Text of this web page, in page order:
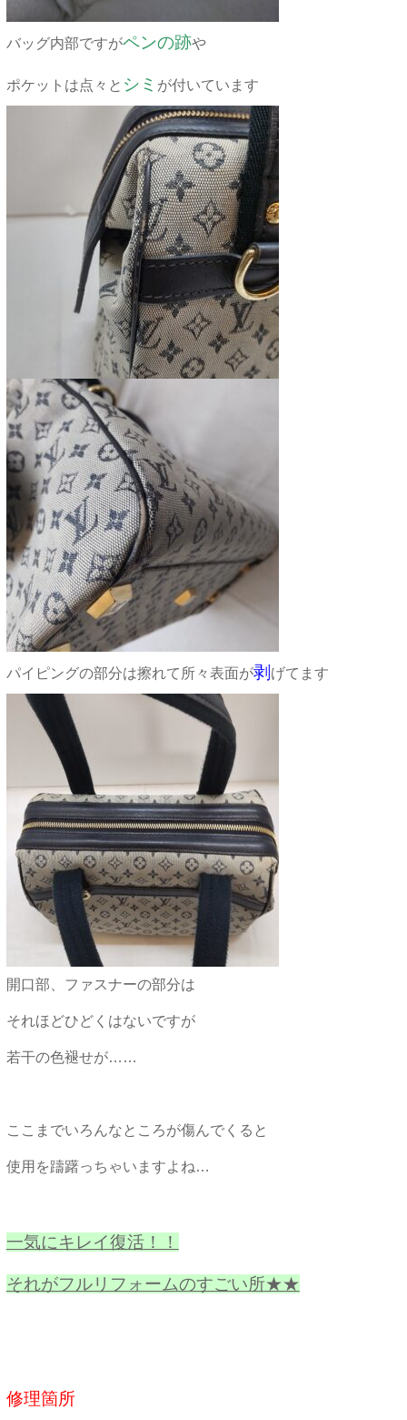
バッグ内部ですがペンの跡や
ポケットは点々と シミ が付いています
パイピングの部分は擦れて所々表面が剥 げてます
開口部、ファスナーの部分は
それほどひどくはないですが
若干の色褪せが……
ここまでいろんなところが傷んでくると
使用を躊躇っちゃいますよね…
一気にキレイ復活！！
それがフルリフォームのすごい所★★
修理箇所